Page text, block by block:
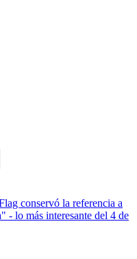
conservó la referencia a
lo más interesante del 4 de